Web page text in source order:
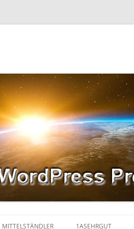
MITTELSTÄNDLER 1ASEHRGUT